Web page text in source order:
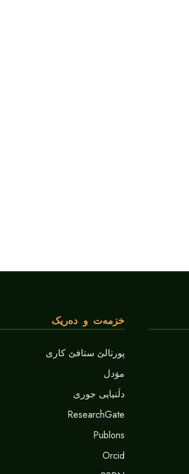
خزمەت و دەریک
پورتالێ ستافێ کاری
موَدل
دلَنيايى جورى
ResearchGate
Publons
Orcid